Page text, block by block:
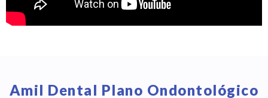
Amil Dental Plano Ondontológico